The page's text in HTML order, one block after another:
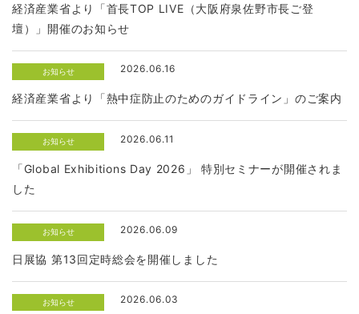
経済産業省より「首長TOP LIVE（大阪府泉佐野市長ご登
壇）」開催のお知らせ
お知らせ 2026.06.16
経済産業省より「熱中症防止のためのガイドライン」のご案内
お知らせ 2026.06.11
「Global Exhibitions Day 2026」 特別セミナーが開催されま
した
お知らせ 2026.06.09
日展協 第13回定時総会を開催しました
お知らせ 2026.06.03